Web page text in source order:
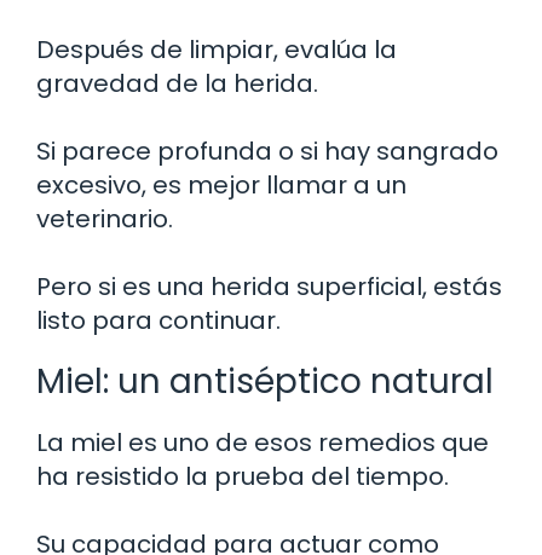
Después de limpiar, evalúa la
gravedad de la herida.
Si parece profunda o si hay sangrado
excesivo, es mejor llamar a un
veterinario.
Pero si es una herida superficial, estás
listo para continuar.
Miel: un antiséptico natural
La miel es uno de esos remedios que
ha resistido la prueba del tiempo.
Su capacidad para actuar como